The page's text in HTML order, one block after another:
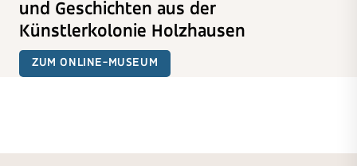
und Geschichten aus der
Künstlerkolonie Holzhausen
ZUM ONLINE-MUSEUM